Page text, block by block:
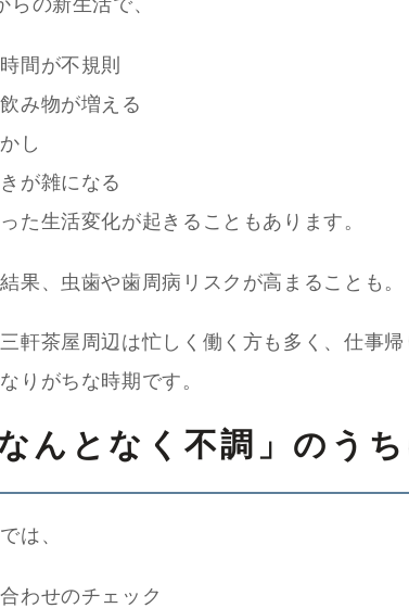
間が不規則
み物が増える
し
が雑になる
た生活変化が起きることもあります。
果、虫歯や歯周病リスクが高まることも。
軒茶屋周辺は忙しく働く方も多く、仕事
りがちな時期です。
なんとなく不調」のう
は、
わせのチェック